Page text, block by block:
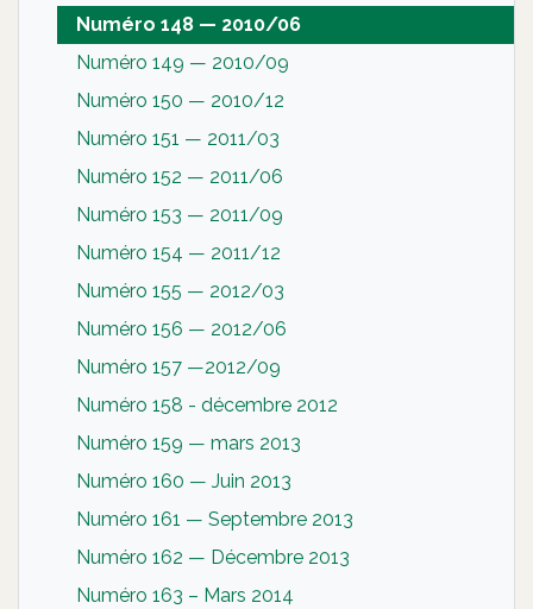
Numéro 148 — 2010/06
Numéro 149 — 2010/09
Numéro 150 — 2010/12
Numéro 151 — 2011/03
Numéro 152 — 2011/06
Numéro 153 — 2011/09
Numéro 154 — 2011/12
Numéro 155 — 2012/03
Numéro 156 — 2012/06
Numéro 157 —2012/09
Numéro 158 - décembre 2012
Numéro 159 — mars 2013
Numéro 160 — Juin 2013
Numéro 161 — Septembre 2013
Numéro 162 — Décembre 2013
Numéro 163 – Mars 2014